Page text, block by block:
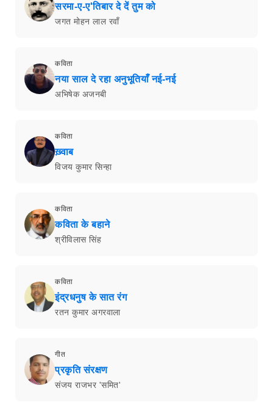
सरमा-ए-ए'तिबार दे दें तुम को
जगत मोहन लाल रवाँ
कविता
नया साल दे रहा अनुभूतियाँ नई-नई
अभिषेक अजनबी
कविता
ख़्वाब
विजय कुमार सिन्हा
कविता
कविता के बहाने
श्रीविलास सिंह
कविता
इंद्रधनुष के सात रंग
रतन कुमार अगरवाला
गीत
प्रकृति संरक्षण
संजय राजभर 'समित'